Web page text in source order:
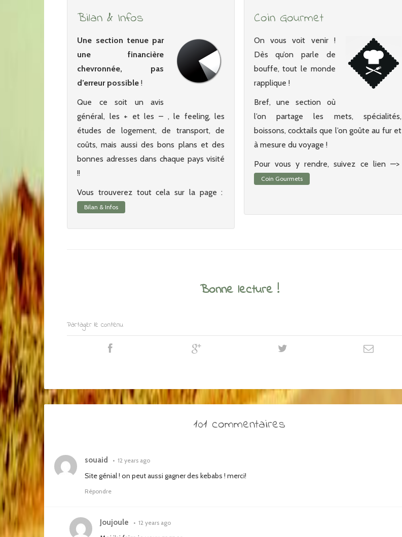
Bilan & Infos
Une section tenue par
une financière
chevronnée, pas
d’erreur possible !
Que ce soit un avis
général, les + et les – , le feeling, les
études de logement, de transport, de
coûts, mais aussi des bons plans et des
bonnes adresses dans chaque pays visité
!!
Vous trouverez tout cela sur la page :
Bilan & Infos
Coin Gourmet
On vous voit venir !
Dès qu’on parle de
bouffe, tout le monde
rapplique !
Bref, une section où
l’on partage les mets, spécialités,
boissons, cocktails que l’on goûte au fur et
à mesure du voyage !
Pour vous y rendre, suivez ce lien —>
Coin Gourmets
Bonne lecture !
Partager le contenu
101 commentaires
souaid • 12 years ago
Site génial ! on peut aussi gagner des kebabs ! merci!
Répondre
Joujoule • 12 years ago